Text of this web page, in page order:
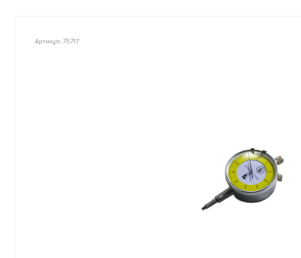
Артикул: 75717